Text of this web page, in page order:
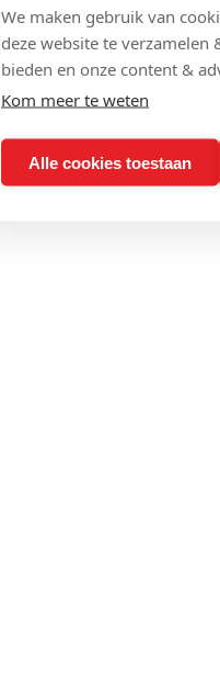
We maken gebruik van
deze website te
bieden en onze content &
Kom meer te weten
Alle cookies toestaan